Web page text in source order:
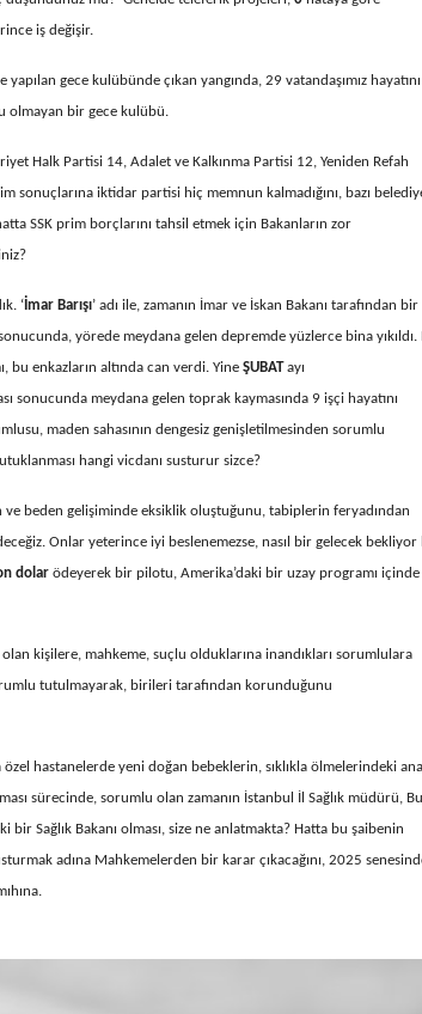
iş değişir.
gece kulübünde çıkan yangında, 29 vatandaşımız hayatını
olmayan bir gece kulübü.
Halk Partisi 14, Adalet ve Kalkınma Partisi 12, Yeniden Refah
sonuçlarına iktidar partisi hiç memnun kalmadığını, bazı
SSK prim borçlarını tahsil etmek için Bakanların zor
‘ İmar Barışı’ adı ile, zamanın İmar ve İskan Bakanı tarafından bir
yörede meydana gelen depremde yüzlerce bina yıkıldı.
bu enkazların altında can verdi. Yine ŞUBATayı
sonucunda meydana gelen toprak kaymasında 9 işçi hayatını
maden sahasının dengesiz genişletilmesinden sorumlu
hangi vicdanı susturur sizce?
beden gelişiminde eksiklik oluştuğunu, tabiplerin feryadından
Onlar yeterince iyi beslenemezse, nasıl bir gelecek bekliyor
dolar ödeyerek bir pilotu, Amerika’daki bir uzay programı içinde
olan kişilere, mahkeme, suçlu olduklarına inandıkları sorumlulara
tutulmayarak, birileri tarafından korunduğunu
özel hastanelerde yeni doğan bebeklerin, sıklıkla ölmelerindeki ana
sürecinde, sorumlu olan zamanın İstanbul İl Sağlık müdürü, Bu
Sağlık Bakanı olması, size ne anlatmakta? Hatta bu şaibenin
adına Mahkemelerden bir karar çıkacağını, 2025